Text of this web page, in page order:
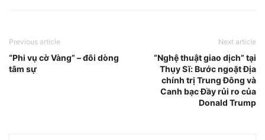
Previous article
“Phi vụ cờ Vàng” – đôi dòng
tâm sự
Next article
“Nghệ thuật giao dịch” tại
Thụy Sĩ: Bước ngoặt Địa
chính trị Trung Đông và
Canh bạc Đầy rủi ro của
Donald Trump